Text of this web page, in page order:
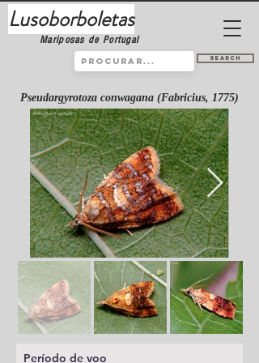
Lusoborboletas
Mariposas de Portugal
Search
Pseudargyrotoza conwagana (Fabricius, 1775)
Período de voo